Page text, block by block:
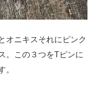
オニキスそれにピンク
。この３つをTピンに
。